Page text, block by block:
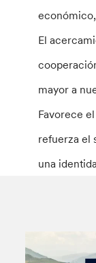
El
mayor a
Favorece
refuerza el
una